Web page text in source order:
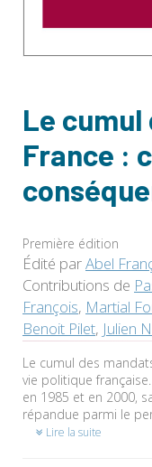
Le cumul
France :
Première édition
Édité parAbel
Contributions de
François, Martial
Benoit Pilet, Julien
Le cumul des
vie politique
en 1985 et en 2000,
répandue parmi le
Lire la suite